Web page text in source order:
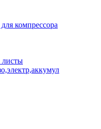
компрессора
листы